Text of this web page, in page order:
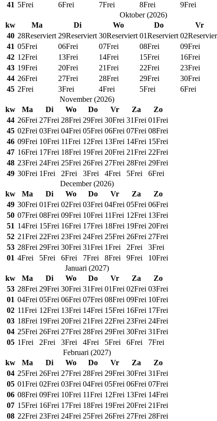
41 5Frei 6Frei 7Frei 8Frei 9Frei
Oktober(2026)
kw
Ma Di Wo Do
Vr
40 28Reserviert 29Reserviert 30Reserviert 01Reserviert 02
41 05Frei 06Frei 07Frei 08Frei 09Frei
42 12Frei 13Frei 14Frei 15Frei 16Frei
43 19Frei 20Frei 21Frei 22Frei 23Frei
44 26Frei 27Frei 28Frei 29Frei 30Frei
45 2Frei 3Frei 4Frei 5Frei 6Frei
November(2026)
kw
Ma Di Wo Do Vr Za
Zo
44 26Frei 27Frei 28Frei 29Frei 30Frei 31Frei 01Frei
45 02Frei 03Frei 04Frei 05Frei 06Frei 07Frei 08Frei
46 09Frei 10Frei 11Frei 12Frei 13Frei 14Frei 15Frei
47 16Frei 17Frei 18Frei 19Frei 20Frei 21Frei 22Frei
48 23Frei 24Frei 25Frei 26Frei 27Frei 28Frei 29Frei
49 30Frei 1Frei 2Frei 3Frei 4Frei 5Frei 6Frei
December(2026)
kw
Ma Di Wo Do Vr Za
Zo
49 30Frei 01Frei 02Frei 03Frei 04Frei 05Frei 06Frei
50 07Frei 08Frei 09Frei 10Frei 11Frei 12Frei 13Frei
51 14Frei 15Frei 16Frei 17Frei 18Frei 19Frei 20Frei
52 21Frei 22Frei 23Frei 24Frei 25Frei 26Frei 27Frei
53 28Frei 29Frei 30Frei 31Frei 1Frei 2Frei 3Frei
01 4Frei 5Frei 6Frei 7Frei 8Frei 9Frei 10Frei
Januari (2027)
kw
Ma Di Wo Do Vr Za
Zo
53 28Frei 29Frei 30Frei 31Frei 01Frei 02Frei 03Frei
01 04Frei 05Frei 06Frei 07Frei 08Frei 09Frei 10Frei
02 11Frei 12Frei 13Frei 14Frei 15Frei 16Frei 17Frei
03 18Frei 19Frei 20Frei 21Frei 22Frei 23Frei 24Frei
04 25Frei 26Frei 27Frei 28Frei 29Frei 30Frei 31Frei
05 1Frei 2Frei 3Frei 4Frei 5Frei 6Frei 7Frei
Februari (2027)
kw
Ma Di Wo Do Vr Za
Zo
04 25Frei 26Frei 27Frei 28Frei 29Frei 30Frei 31Frei
05 01Frei 02Frei 03Frei 04Frei 05Frei 06Frei 07Frei
06 08Frei 09Frei 10Frei 11Frei 12Frei 13Frei 14Frei
07 15Frei 16Frei 17Frei 18Frei 19Frei 20Frei 21Frei
08 22Frei 23Frei 24Frei 25Frei 26Frei 27Frei 28Frei